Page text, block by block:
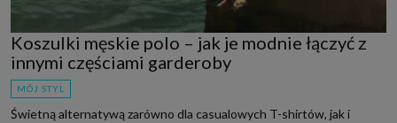
Koszulki męskie polo – jak je modnie łączyć z
innymi częściami garderoby
MÓJ STYL
Świetną alternatywą zarówno dla casualowych T-shirtów, jak i